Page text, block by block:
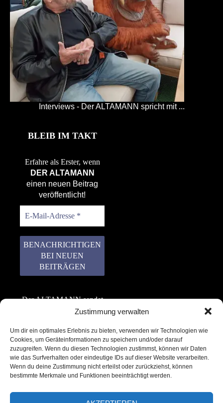
Zustimmung verwalten
Um dir ein optimales Erlebnis zu bieten, verwenden wir Technologien wie
Cookies, um Geräteinformationen zu speichern und/oder darauf
zuzugreifen. Wenn du diesen Technologien zustimmst, können wir Daten
wie das Surfverhalten oder eindeutige IDs auf dieser Website verarbeiten.
Wenn du deine Zustimmung nicht erteilst oder zurückziehst, können
bestimmte Merkmale und Funktionen beeinträchtigt werden.
Interviews - Der ALTAMANN spricht mit ...
BLEIB IM TAKT
Erfahre als Erster, wenn
DER ALTAMANN
einen neuen Beitrag
veröffentlicht!
Der ALTAMANN sendet
keinen Spam! Er gibt
weiter. Erfahre mehr in
unserer
Datenschutzerklärung.